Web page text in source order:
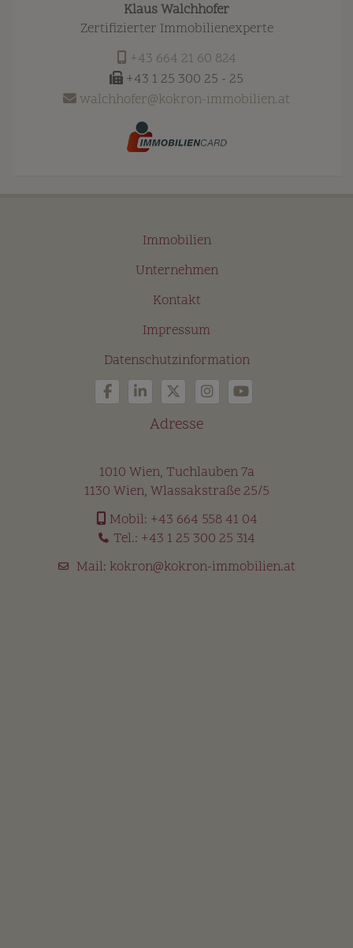
Klaus Walchhofer
Zertifizierter Immobilienexperte
+43 664 21 60 824
+43 1 25 300 25 - 25
walchhofer@kokron-immobilien.at
Immobilien
Unternehmen
Kontakt
Impressum
Datenschutzinformation
Adresse
1010 Wien, Tuchlauben 7a
1130 Wien, Wlassakstraße 25/5
Mobil: +43 664 558 41 04
Tel.: +43 1 25 300 25 314
Mail: kokron@kokron-immobilien.at